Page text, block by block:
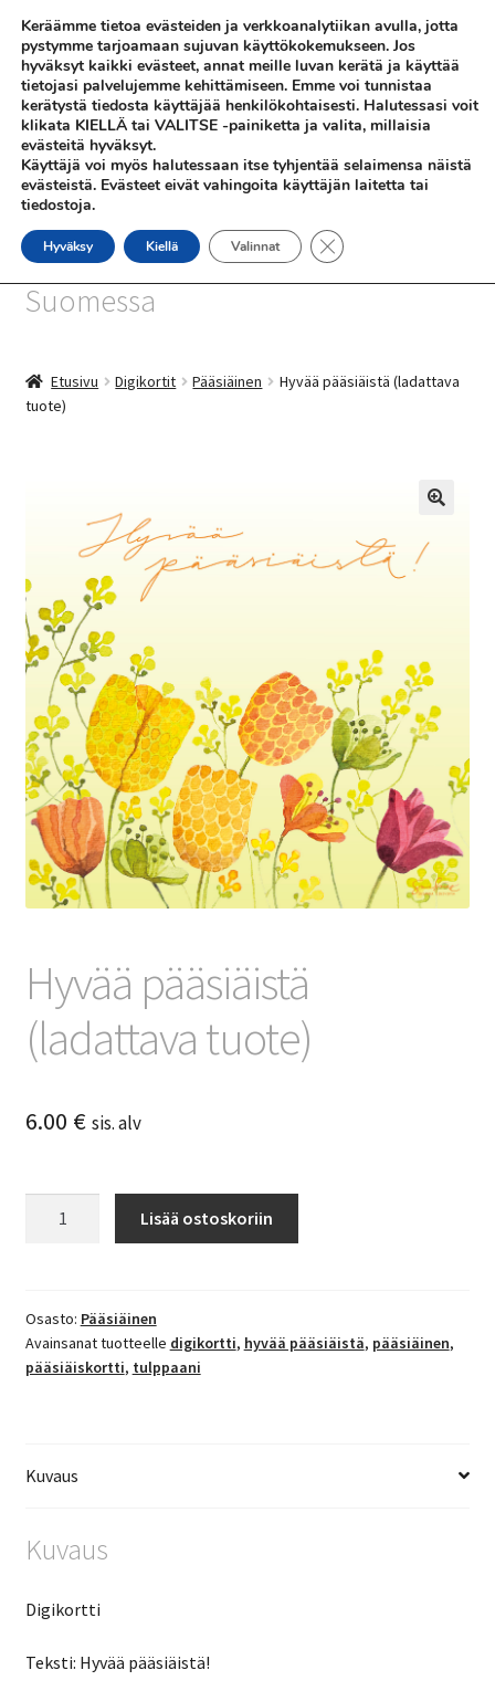
Siirry
navigointiin
Siirry
sisältöön
Valikko
SHOP
INFO
SiniSusan kortit painetaan
Suomessa
Etusivu Digikortit Pääsiäinen
Hyvää pääsiäistä (ladattava
tuote)
Hyvää pääsiäistä
(ladattava tuote)
6.00 € sis. alv
määrä
Lisää ostoskoriin
Osasto: Pääsiäinen
Avainsanat tuotteelle digikortti, hyvää pääsiäistä, pääsiäinen,
pääsiäiskortti, tulppaani
Kuvaus
Kuvaus
Digikortti
Teksti: Hyvää pääsiäistä!
Keräämme tietoa evästeiden ja verkkoanalytiikan avulla, jotta
pystymme tarjoamaan sujuvan käyttökokemukseen. Jos
hyväksyt kaikki evästeet, annat meille luvan kerätä ja käyttää
tietojasi palvelujemme kehittämiseen. Emme voi tunnistaa
kerätystä tiedosta käyttäjää henkilökohtaisesti. Halutessasi voit
klikata KIELLÄ tai VALITSE -painiketta ja valita, millaisia
evästeitä hyväksyt.
Käyttäjä voi myös halutessaan itse tyhjentää selaimensa näistä
evästeistä. Evästeet eivät vahingoita käyttäjän laitetta tai
tiedostoja.
Hyväksy Kiellä Valinnat Sulje evästebanneri